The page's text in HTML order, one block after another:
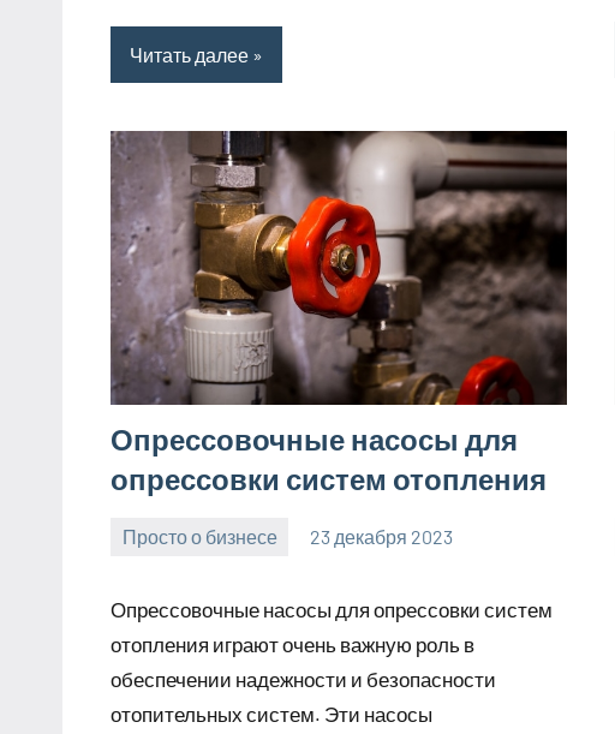
Читать далее
Опрессовочные насосы для
опрессовки систем отопления
Просто о бизнесе 23 декабря 2023
Avtor
Нет
Опрессовочные насосы для опрессовки систем
отопления играют очень важную роль в
обеспечении надежности и безопасности
отопительных систем. Эти насосы